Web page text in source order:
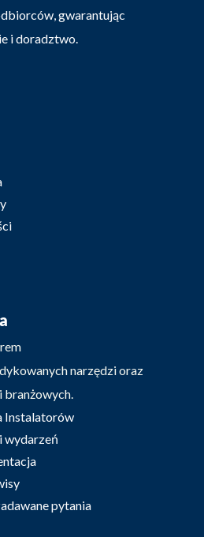
gwarantując
i doradztwo.
narzędzi oraz
Instalatorów
wydarzeń
pytania